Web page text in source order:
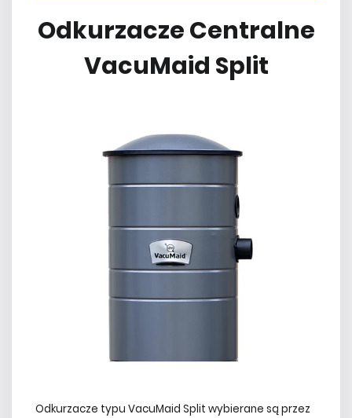
Odkurzacze Centralne
VacuMaid Split
Odkurzacze typu VacuMaid Split wybierane są przez